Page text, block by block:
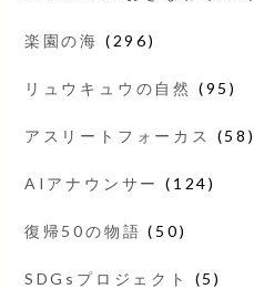
楽園の海 (296)
リュウキュウの自然 (95)
アスリートフォーカス (58)
AIアナウンサー (124)
復帰50の物語 (50)
SDGsプロジェクト (5)